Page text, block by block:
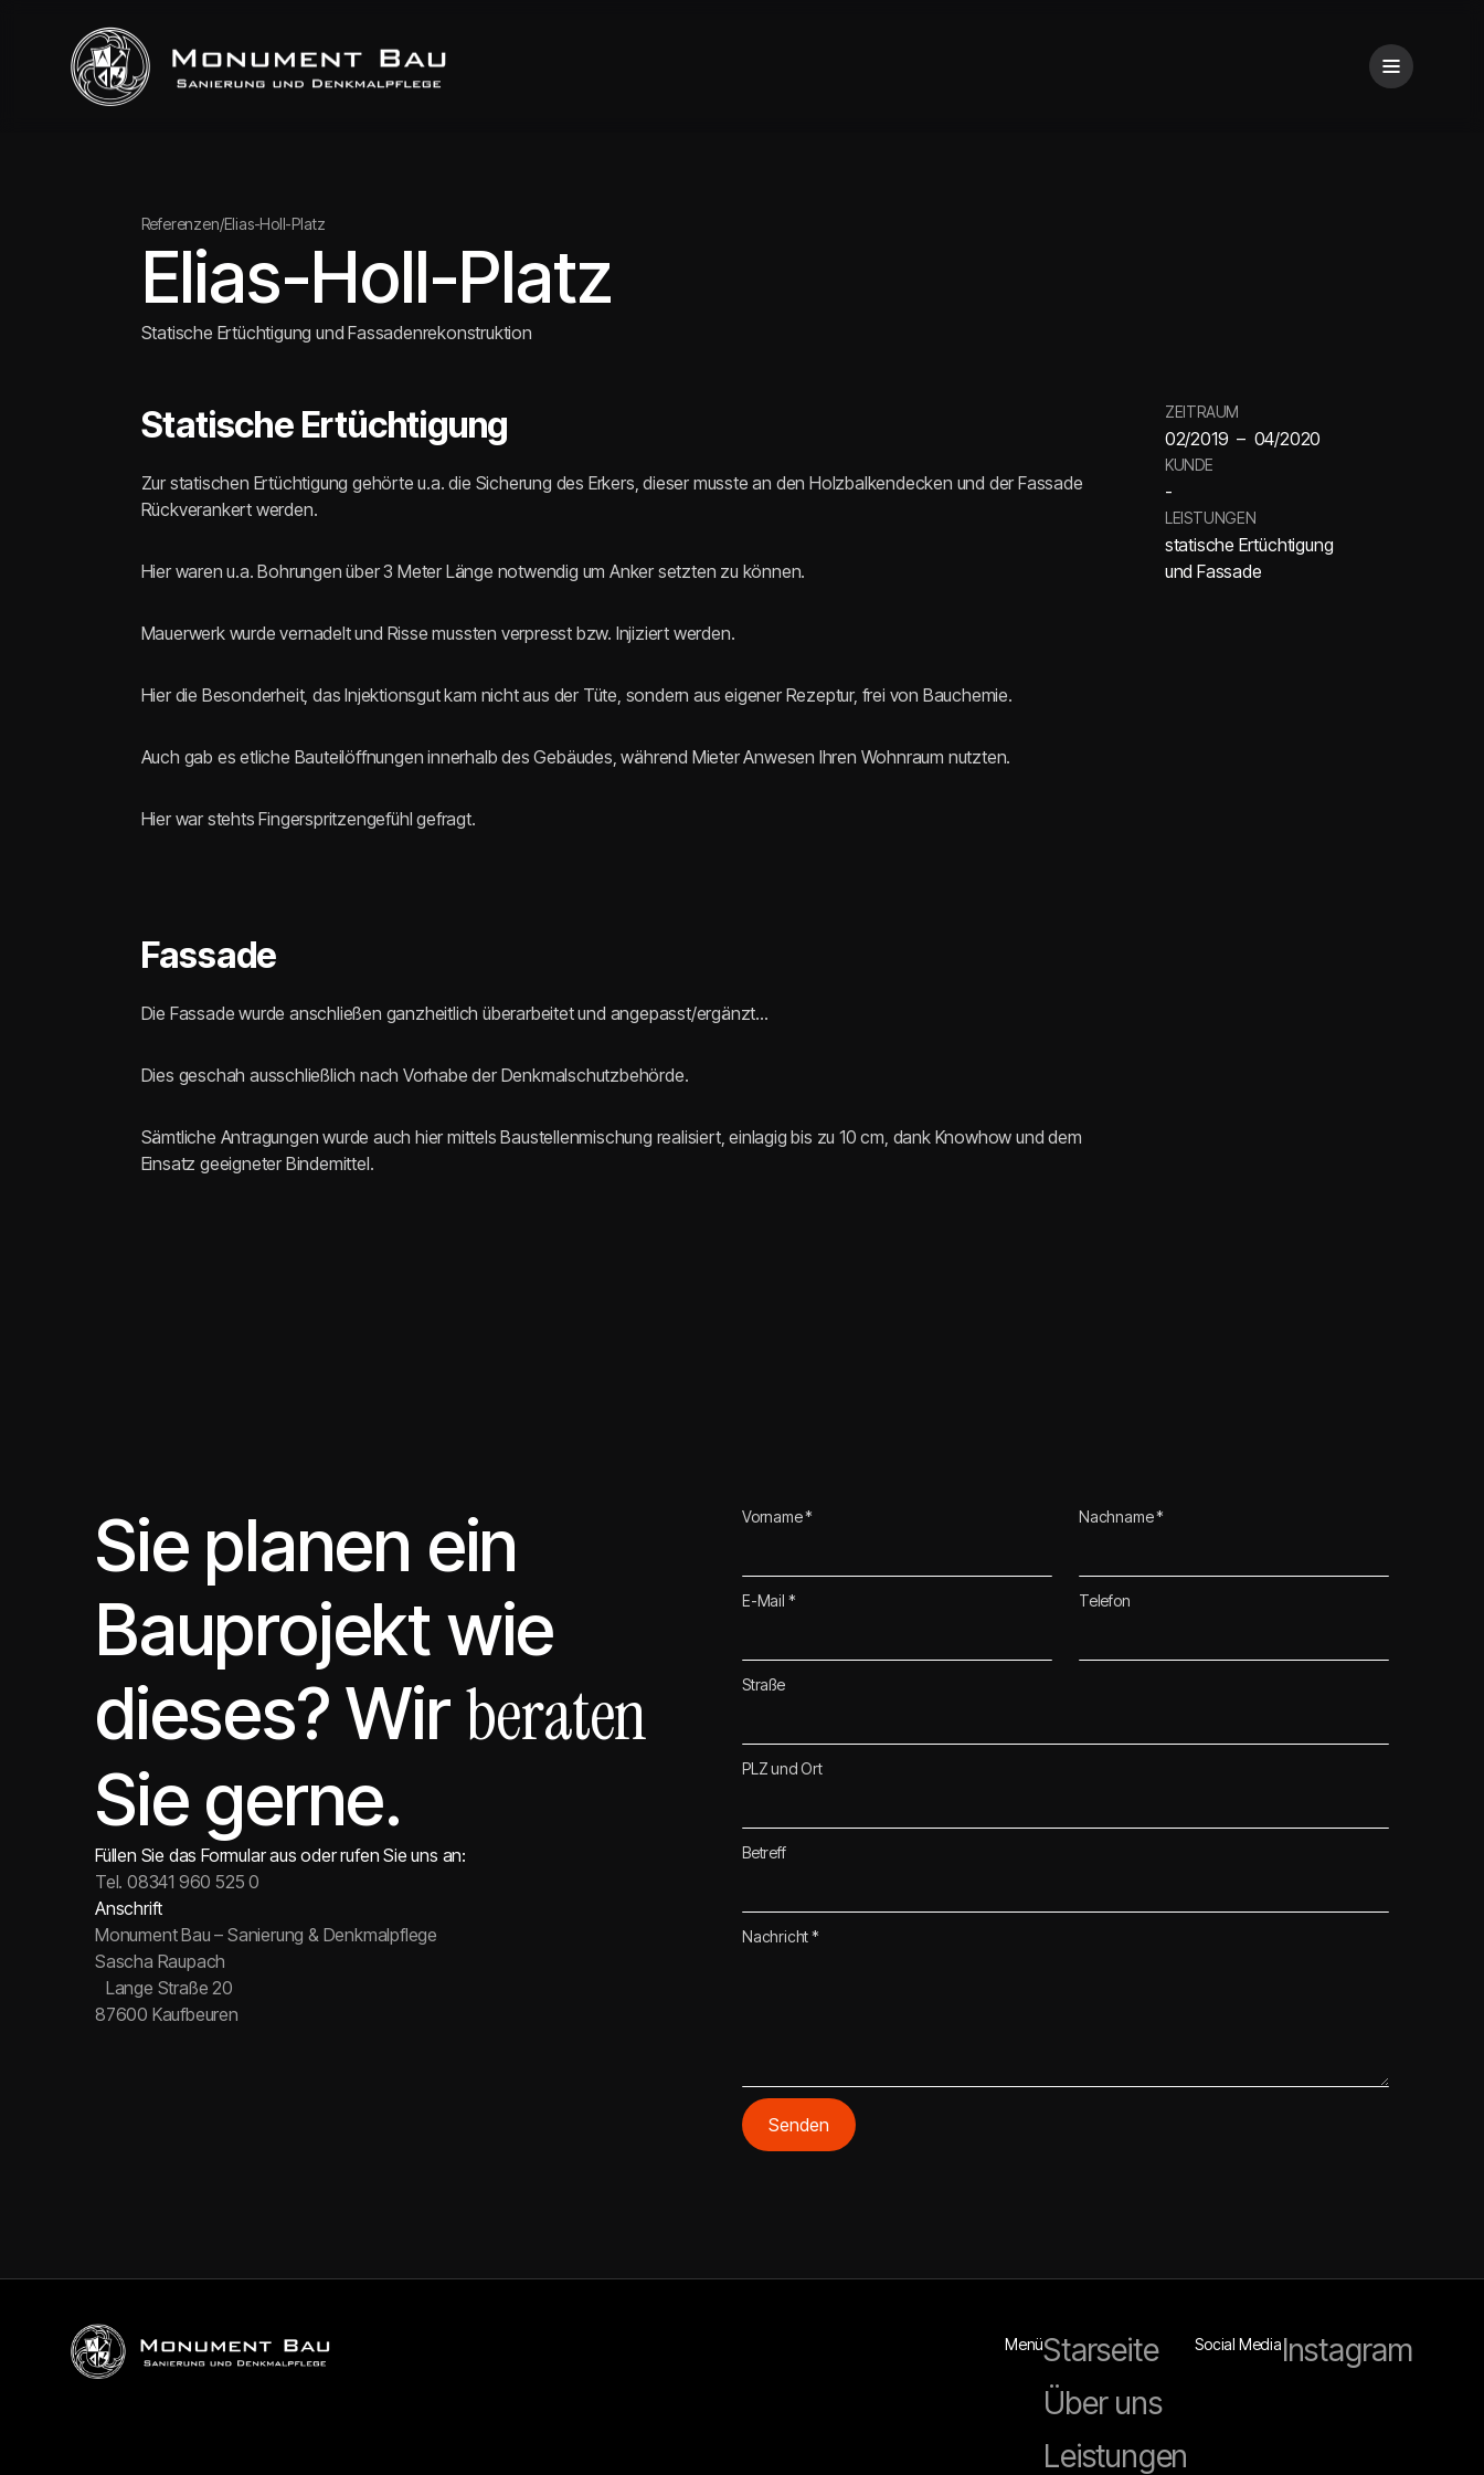
Referenzen/Elias-Holl-Platz
Elias-Holl-Platz
Statische Ertüchtigung und Fassadenrekonstruktion
ZEITRAUM
02/2019 – 04/2020
KUNDE
-
LEISTUNGEN
statische Ertüchtigung
und Fassade
Statische Ertüchtigung
Zur statischen Ertüchtigung gehörte u.a. die Sicherung des Erkers, dieser musste an den Holzbalkendecken und der Fassade
Rückverankert werden.
Hier waren u.a. Bohrungen über 3 Meter Länge notwendig um Anker setzten zu können.
Mauerwerk wurde vernadelt und Risse mussten verpresst bzw. Injiziert werden.
Hier die Besonderheit, das Injektionsgut kam nicht aus der Tüte, sondern aus eigener Rezeptur, frei von Bauchemie.
Auch gab es etliche Bauteilöffnungen innerhalb des Gebäudes, während Mieter Anwesen Ihren Wohnraum nutzten.
Hier war stehts Fingerspritzengefühl gefragt.
Fassade
Die Fassade wurde anschließen ganzheitlich überarbeitet und angepasst/ergänzt…
Dies geschah ausschließlich nach Vorhabe der Denkmalschutzbehörde.
Sämtliche Antragungen wurde auch hier mittels Baustellenmischung realisiert, einlagig bis zu 10 cm, dank Knowhow und dem
Einsatz geeigneter Bindemittel.
Sie planen ein
Bauprojekt wie
dieses? Wirberaten
Sie gerne.
Füllen Sie das Formular aus oder rufen Sie uns an:
Tel. 08341 960 525 0
Anschrift
Monument Bau – Sanierung & Denkmalpflege
Sascha Raupach
Lange Straße 20
87600 Kaufbeuren
Vorname * Nachname *
E-Mail * Telefon
Straße
PLZ und Ort
Betreff
Nachricht *
MenüStarseite
Über uns
Leistungen
Social MediaInstagram